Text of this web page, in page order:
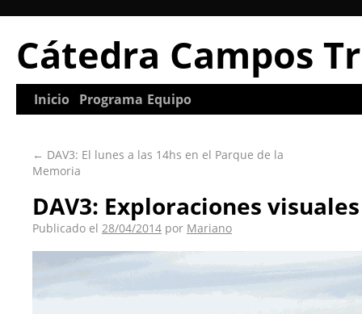
Cátedra Campos
Inicio Programa Equipo
← DAV3: El lunes a las 14hs en el Parque de la
Memoria
DAV3: Exploraciones visuales
Publicado el 28/04/2014 por Mariano